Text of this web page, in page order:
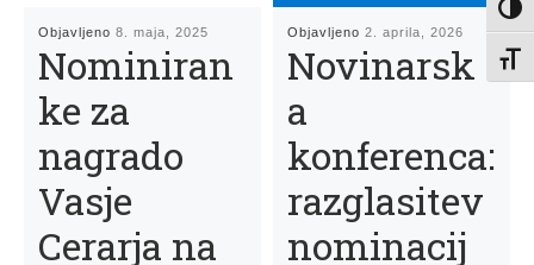
Objavljeno8. maja, 2025
Nominiran
ke za
nagrado
Vasje
Cerarja na
Objavljeno2. aprila, 2026
Novinarsk
a
konferenca:
razglasitev
nominacij